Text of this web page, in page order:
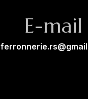
E-mail